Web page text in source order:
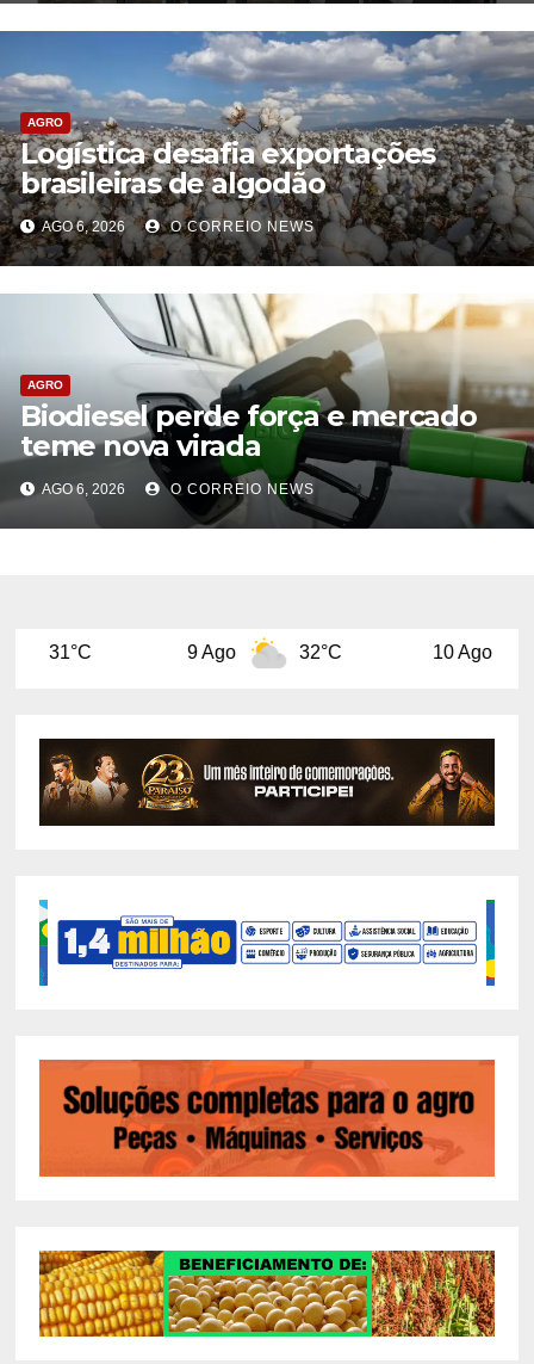
AGRO
Logística desafia exportações
brasileiras de algodão
AGO 6, 2026 O CORREIO NEWS
AGRO
Biodiesel perde força e mercado
teme nova virada
AGO 6, 2026 O CORREIO NEWS
9 Ago 32°C 10 Ago 32°C